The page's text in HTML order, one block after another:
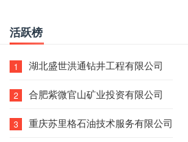
活跃榜
1 湖北盛世洪通钻井工程有限公司
2 合肥紫微官山矿业投资有限公司
3 重庆苏里格石油技术服务有限公司